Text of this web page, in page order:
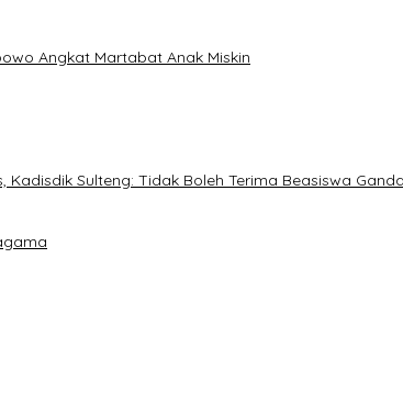
Angkat Martabat Anak Miskin
Sulteng: Tidak Boleh Terima Beasiswa Ganda